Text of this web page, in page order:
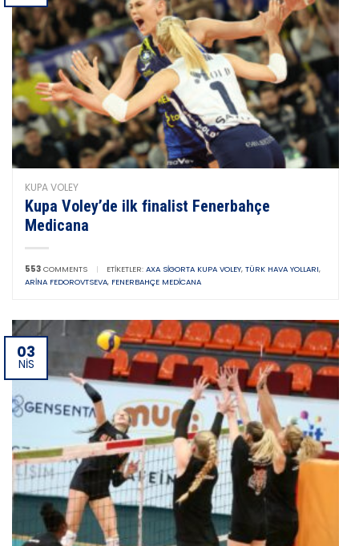
KUPA VOLEY
Kupa Voley’de ilk finalist Fenerbahçe
Medicana
553 COMMENTS | ETIKETLER: AXA SIGORTA KUPA VOLEY, TÜRK HAVA YOLLARI,
ARINA FEDOROVTSEVA, FENERBAHÇE MEDICANA
03
NIS